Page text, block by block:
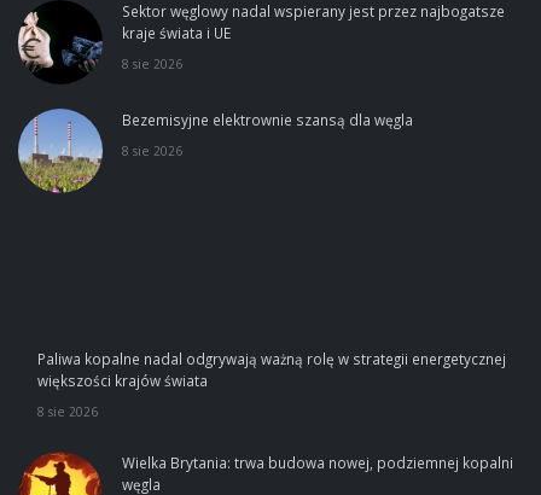
Sektor węglowy nadal wspierany jest przez najbogatsze
kraje świata i UE
8 sie 2026
Bezemisyjne elektrownie szansą dla węgla
8 sie 2026
Paliwa kopalne nadal odgrywają ważną rolę w strategii energetycznej
większości krajów świata
8 sie 2026
Wielka Brytania: trwa budowa nowej, podziemnej kopalni
węgla